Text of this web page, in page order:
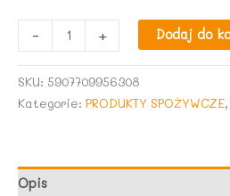
-
PEKTYNA
JABŁKOWA
DŻEMÓW
-
+ Dodaj do
SKU: 5907709956308
Kategorie: PRODUKTY SPOŻYWCZE,
Opis